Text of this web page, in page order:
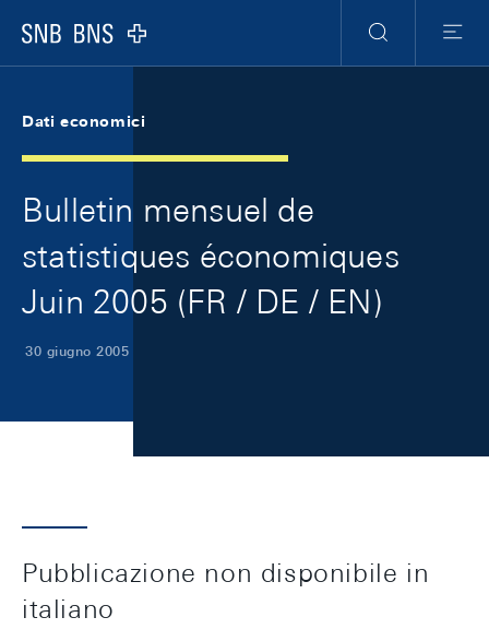
Logo
Ricerca
Menu
Dati economici
Bulletin mensuel de
statistiques économiques
Juin 2005 (FR / DE / EN)
30 giugno 2005
Pubblicazione non disponibile in
italiano